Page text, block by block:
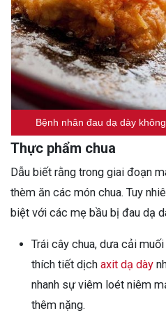
Bệnh nhân đau dạ dày
Thực phẩm chua
Dẫu biết rằng trong giai đoạn
thèm ăn các món chua. Tuy
biệt với các mẹ bầu bị đau dạ
Trái cây chua, dưa cải
thích tiết dịch axit dạ dày
nhanh sự viêm loét niêm
thêm nặng.